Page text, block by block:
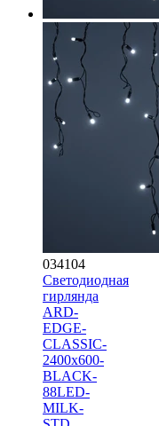
034104
Светодиодная
гирлянда
ARD-
EDGE-
CLASSIC-
2400x600-
BLACK-
88LED-
MILK-